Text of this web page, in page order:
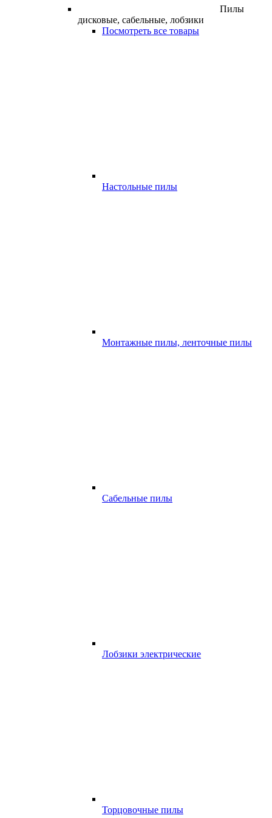
Пилы
дисковые, сабельные, лобзики
Посмотреть все товары
Настольные пилы
Монтажные пилы, ленточные пилы
Сабельные пилы
Лобзики электрические
Торцовочные пилы